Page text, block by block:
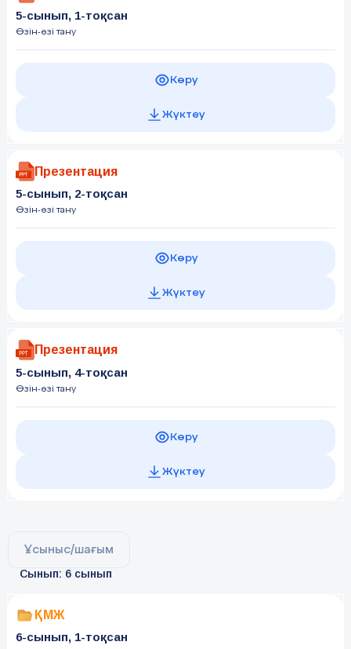
5-сынып, 1-тоқсан
Өзін-өзі тану
Көру
Жүктеу
Презентация
5-сынып, 2-тоқсан
Өзін-өзі тану
Көру
Жүктеу
Презентация
5-сынып, 4-тоқсан
Өзін-өзі тану
Көру
Жүктеу
Ұсыныс/шағым
Сынып: 6 сынып
ҚМЖ
6-сынып, 1-тоқсан